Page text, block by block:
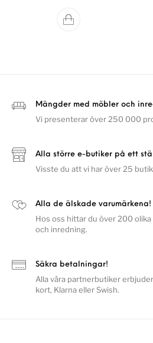
Mängder med möbler och
Vi presenterar över 250 000
Alla större e-butiker på ett
Visste du att vi har över 25
Alla de älskade varumärkena!
Hos oss hittar du över 200
och inredning.
Säkra betalningar!
Alla våra partnerbutiker
kort, Klarna eller Swish.